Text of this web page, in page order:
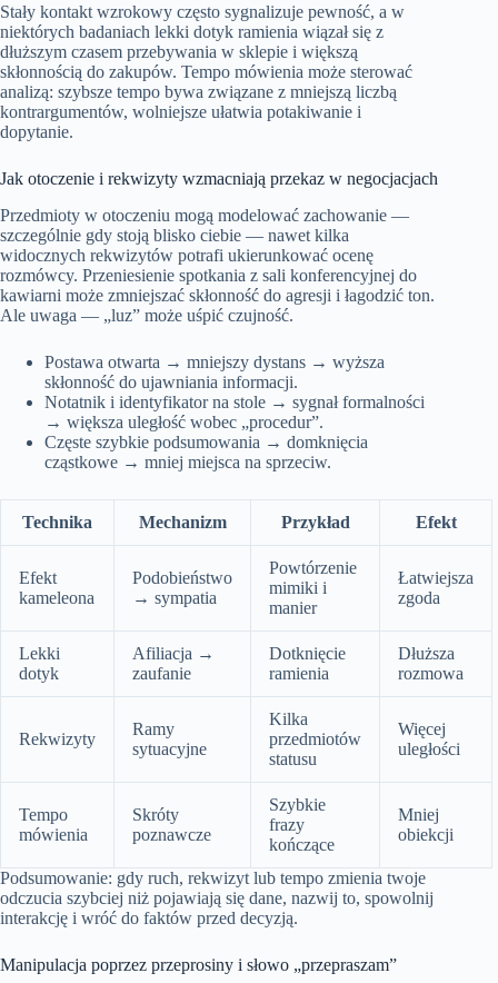
Stały kontakt wzrokowy często sygnalizuje pewność, a w
niektórych badaniach lekki dotyk ramienia wiązał się z
dłuższym czasem przebywania w sklepie i większą
skłonnością do zakupów. Tempo mówienia może sterować
analizą: szybsze tempo bywa związane z mniejszą liczbą
kontrargumentów, wolniejsze ułatwia potakiwanie i
dopytanie.
Jak otoczenie i rekwizyty wzmacniają przekaz w negocjacjach
Przedmioty w otoczeniu mogą modelować zachowanie —
szczególnie gdy stoją blisko ciebie — nawet kilka
widocznych rekwizytów potrafi ukierunkować ocenę
rozmówcy. Przeniesienie spotkania z sali konferencyjnej do
kawiarni może zmniejszać skłonność do agresji i łagodzić ton.
Ale uwaga — „luz” może uśpić czujność.
Postawa otwarta → mniejszy dystans → wyższa
skłonność do ujawniania informacji.
Notatnik i identyfikator na stole → sygnał formalności
→ większa uległość wobec „procedur”.
Częste szybkie podsumowania → domknięcia
cząstkowe → mniej miejsca na sprzeciw.
Technika Mechanizm Przykład Efekt
Efekt
kameleona
Podobieństwo
→ sympatia
Powtórzenie
mimiki i
manier
Łatwiejsza
zgoda
Lekki
dotyk
Afiliacja →
zaufanie
Dotknięcie
ramienia
Dłuższa
rozmowa
Rekwizyty
Ramy
sytuacyjne
Kilka
przedmiotów
statusu
Więcej
uległości
Tempo
mówienia
Skróty
poznawcze
Szybkie
frazy
kończące
Mniej
obiekcji
Podsumowanie: gdy ruch, rekwizyt lub tempo zmienia twoje
odczucia szybciej niż pojawiają się dane, nazwij to, spowolnij
interakcję i wróć do faktów przed decyzją.
Manipulacja poprzez przeprosiny i słowo „przepraszam”